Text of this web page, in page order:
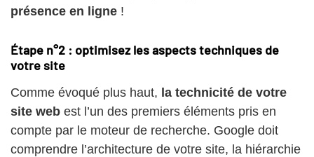
présence en ligne !
Étape n°2 : optimisez les aspects techniques de
votre site
Comme évoqué plus haut, la technicité de votre
site web est l’un des premiers éléments pris en
compte par le moteur de recherche. Google doit
comprendre l’architecture de votre site, la hiérarchie